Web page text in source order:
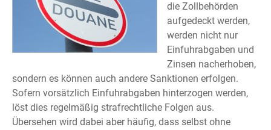
die Zollbehörden
aufgedeckt werden,
werden nicht nur
Einfuhrabgaben und
Zinsen nacherhoben,
sondern es können auch andere Sanktionen erfolgen.
Sofern vorsätzlich Einfuhrabgaben hinterzogen werden,
löst dies regelmäßig strafrechtliche Folgen aus.
Übersehen wird dabei aber häufig, dass selbst ohne